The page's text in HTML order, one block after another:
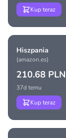
Kup teraz
Hiszpania
(amazon.es)
210.68 PLN
37d temu
Kup teraz